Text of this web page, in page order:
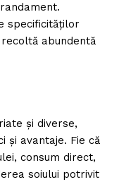
specificităților
abundentă
și diverse,
și avantaje. Fie că
consum direct,
soiului potrivit